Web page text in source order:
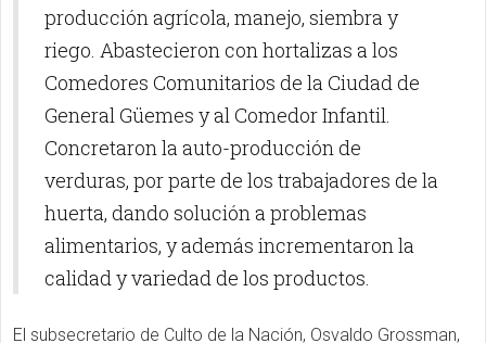
producción agrícola, manejo, siembra y
riego. Abastecieron con hortalizas a los
Comedores Comunitarios de la Ciudad de
General Güemes y al Comedor Infantil.
Concretaron la auto-producción de
verduras, por parte de los trabajadores de la
huerta, dando solución a problemas
alimentarios, y además incrementaron la
calidad y variedad de los productos.
El subsecretario de Culto de la Nación, Osvaldo Grossman,